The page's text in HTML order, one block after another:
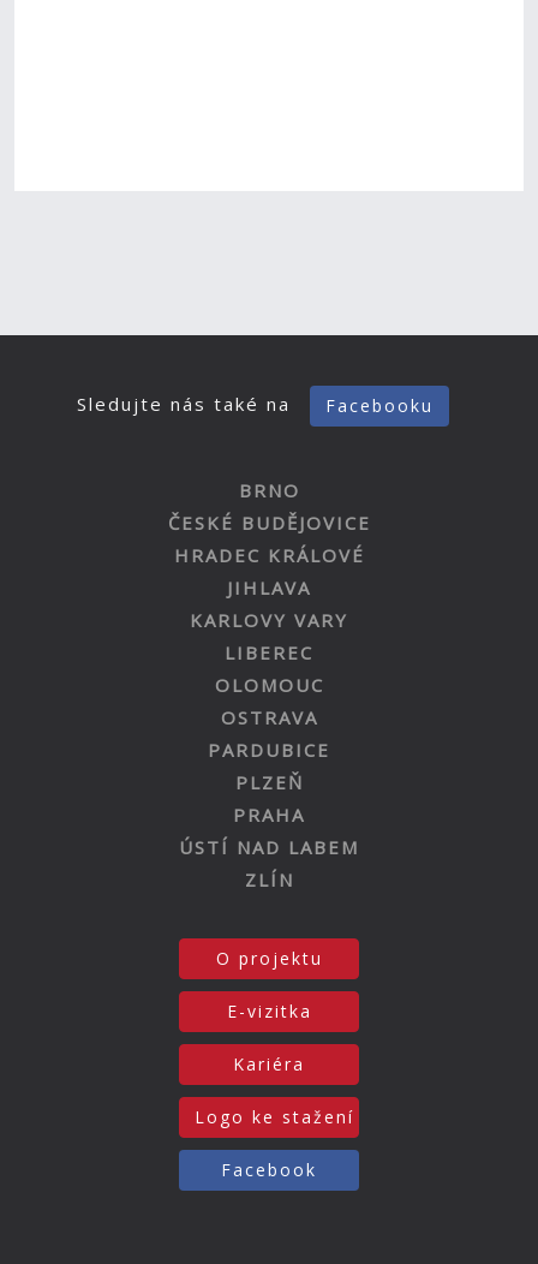
Sledujte nás také na Facebooku
BRNO
ČESKÉ BUDĚJOVICE
HRADEC KRÁLOVÉ
JIHLAVA
KARLOVY VARY
LIBEREC
OLOMOUC
OSTRAVA
PARDUBICE
PLZEŇ
PRAHA
ÚSTÍ NAD LABEM
ZLÍN
O projektu
E-vizitka
Kariéra
Logo ke stažení
Facebook